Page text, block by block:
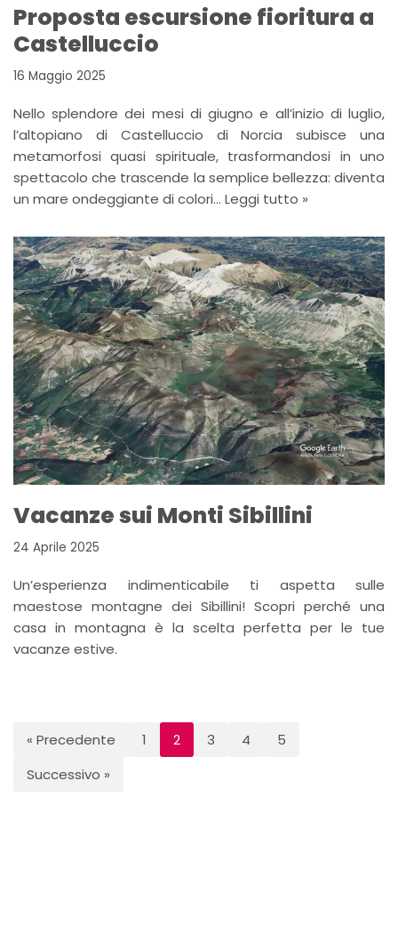
Proposta escursione fioritura a
Castelluccio
16 Maggio 2025
Nello splendore dei mesi di giugno e all’inizio di luglio,
l’altopiano di Castelluccio di Norcia subisce una
metamorfosi quasi spirituale, trasformandosi in uno
spettacolo che trascende la semplice bellezza: diventa
un mare ondeggiante di colori… Leggi tutto »
Vacanze sui Monti Sibillini
24 Aprile 2025
Un’esperienza indimenticabile ti aspetta sulle
maestose montagne dei Sibillini! Scopri perché una
casa in montagna è la scelta perfetta per le tue
vacanze estive.
« Precedente 1 2 3 4
5
Successivo »